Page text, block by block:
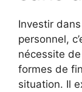
Investir
personnel,
nécessite
formes de
situation. Il